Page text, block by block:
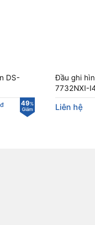
DS-
49%
Giảm
đ
Đầu ghi
7732NXI-
giải lên tới
Liên hệ